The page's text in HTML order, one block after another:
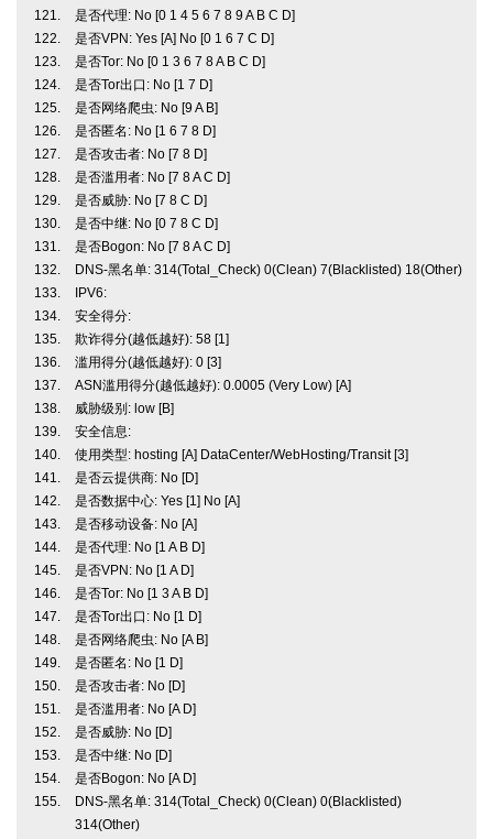
是否代理: No [0 1 4 5 6 7 8 9 A B C D]
是否VPN: Yes [A] No [0 1 6 7 C D]
是否Tor: No [0 1 3 6 7 8 A B C D]
是否Tor出口: No [1 7 D]
是否网络爬虫: No [9 A B]
是否匿名: No [1 6 7 8 D]
是否攻击者: No [7 8 D]
是否滥用者: No [7 8 A C D]
是否威胁: No [7 8 C D]
是否中继: No [0 7 8 C D]
是否Bogon: No [7 8 A C D]
DNS-黑名单: 314(Total_Check) 0(Clean) 7(Blacklisted) 18(Other)
IPV6:
安全得分:
欺诈得分(越低越好): 58 [1]
滥用得分(越低越好): 0 [3]
ASN滥用得分(越低越好): 0.0005 (Very Low) [A]
威胁级别: low [B]
安全信息:
使用类型: hosting [A] DataCenter/WebHosting/Transit [3]
是否云提供商: No [D]
是否数据中心: Yes [1] No [A]
是否移动设备: No [A]
是否代理: No [1 A B D]
是否VPN: No [1 A D]
是否Tor: No [1 3 A B D]
是否Tor出口: No [1 D]
是否网络爬虫: No [A B]
是否匿名: No [1 D]
是否攻击者: No [D]
是否滥用者: No [A D]
是否威胁: No [D]
是否中继: No [D]
是否Bogon: No [A D]
DNS-黑名单: 314(Total_Check) 0(Clean) 0(Blacklisted)
314(Other)